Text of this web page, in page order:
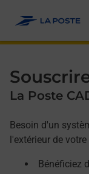
La Poste
Besoin d'un
l'extérieur de
Bénéficiez